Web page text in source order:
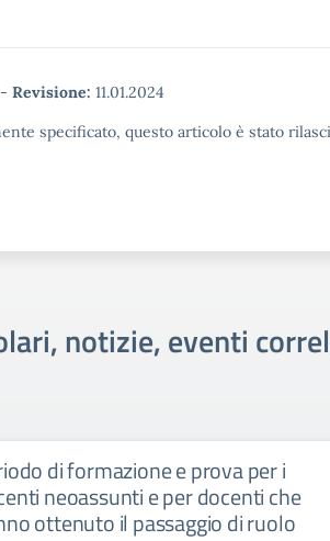
- Revisione: 11.01.2024
specificato, questo articolo è stato
notizie, eventi
di formazione e prova per i
neoassunti e per docenti che
ottenuto il passaggio di ruolo